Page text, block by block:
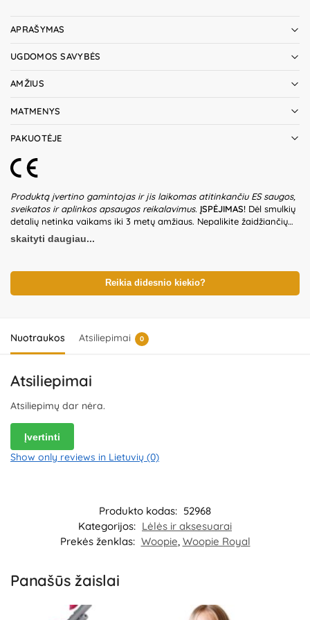
APRAŠYMAS
UGDOMOS SAVYBĖS
AMŽIUS
MATMENYS
PAKUOTĖJE
Produktą įvertino gamintojas ir jis laikomas atitinkančiu ES saugos,
sveikatos ir aplinkos apsaugos reikalavimus. ĮSPĖJIMAS! Dėl smulkių
detalių netinka vaikams iki 3 metų amžiaus. Nepalikite žaidžiančių
vaikų be suaugusiųjų priežiūros. Prieš naudodami žaislą patikrinkite
žaislo ir detalių būklę. Nenaudokite žaislo, jeigu kuri nors iš dalių yra
gaminį. Produkto dizainas ir spalvos gali nežymiai skirtis.
Išsaugokite pakuotės informaciją ateičiai. Kilmės šalis – Kinija.
Importuotojas:WOOPIE Kozicka Sp.K, ul. Poludniowa 29A, 05-540
skaityti daugiau...
Reikia didesnio kiekio?
Nuotraukos Atsiliepimai 0
Atsiliepimai
Atsiliepimų dar nėra.
Įvertinti
Show only reviews in Lietuvių (0)
Produkto kodas: 52968
Kategorijos: Lėlės ir aksesuarai
Prekės ženklas: Woopie, Woopie Royal
Panašūs žaislai